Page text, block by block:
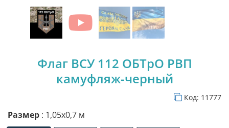
Флаг ВСУ 112 ОБТрО РВП
камуфляж-черный
Код: 11777
Размер : 1,05х0,7 м